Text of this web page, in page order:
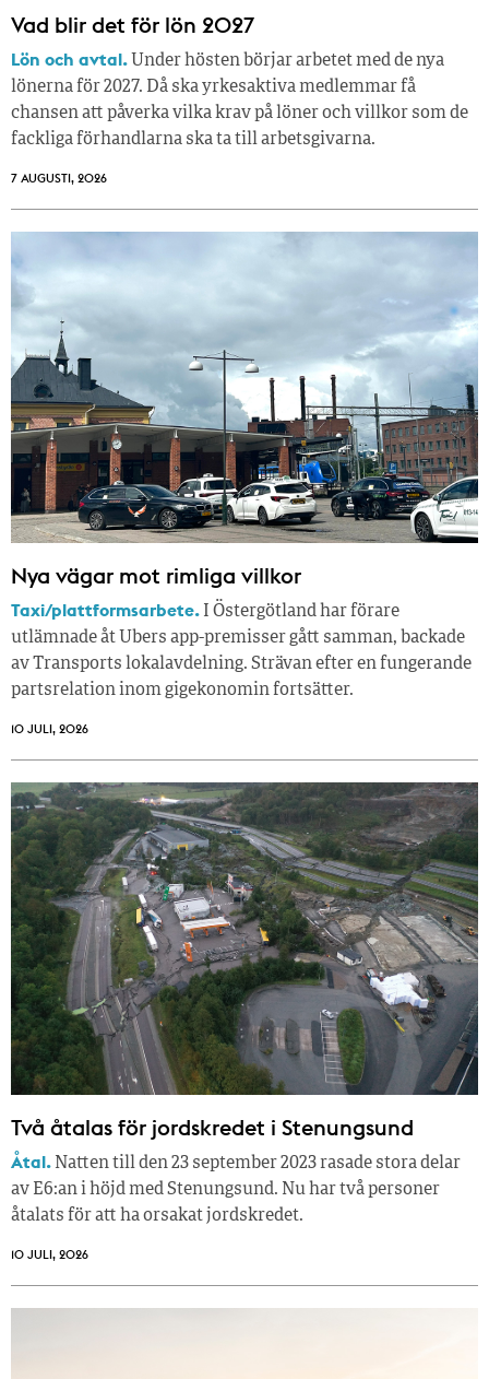
Vad blir det för lön 2027
Lön och avtal. Under hösten börjar arbetet med de nya
lönerna för 2027. Då ska yrkesaktiva medlemmar få
chansen att påverka vilka krav på löner och villkor som de
fackliga förhandlarna ska ta till arbetsgivarna.
7 AUGUSTI, 2026
Nya vägar mot rimliga villkor
Taxi/plattformsarbete. I Östergötland har förare
utlämnade åt Ubers app-premisser gått samman, backade
av Transports lokalavdelning. Strävan efter en fungerande
partsrelation inom gigekonomin fortsätter.
10 JULI, 2026
Två åtalas för jordskredet i Stenungsund
Åtal. Natten till den 23 september 2023 rasade stora delar
av E6:an i höjd med Stenungsund. Nu har två personer
åtalats för att ha orsakat jordskredet.
10 JULI, 2026